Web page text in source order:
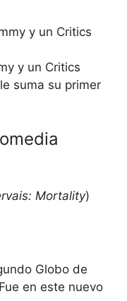
y un Critics
suma su primer
Mortality)